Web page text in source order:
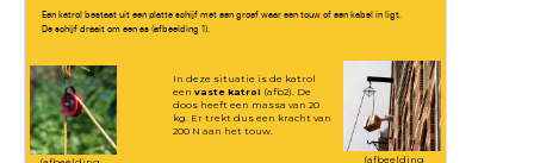
Een katrol bestaat uit een platte schijf met een groef waar een touw of een kabel in ligt.
De schijf draait om een as (afbeelding 1).
In deze situatie is de katrol
een vaste katrol (afb2). De
doos heeft een massa van 20
kg. Er trekt dus een kracht van
200 N aan het touw.
(afbeelding